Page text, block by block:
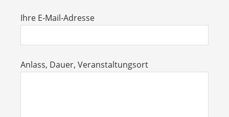
Ihre E-Mail-Adresse
Anlass, Dauer, Veranstaltungsort